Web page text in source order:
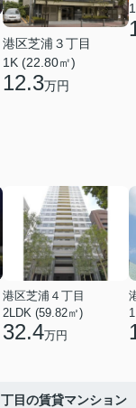
港区芝浦３丁目
1K (22.80㎡)
12.3万円
港区芝浦４丁目
2LDK (59.82㎡)
32.4万円
目の賃貸マンション